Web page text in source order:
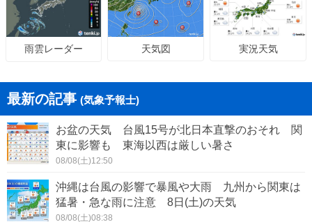
雨雲レーダー 天気図 実況天気
最新の記事 (気象予報士)
お盆の天気 台風15号が北日本直撃のおそれ 関
東に影響も 東海以西は厳しい暑さ
08/08(土)12:50
沖縄は台風の影響で暴風や大雨 九州から関東は
猛暑・急な雨に注意 8日(土)の天気
08/08(土)08:38